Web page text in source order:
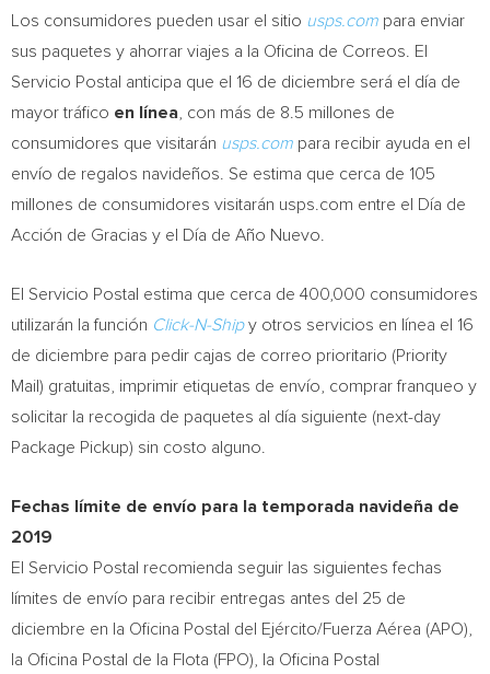
Los consumidores pueden usar el sitio usps.com para enviar
sus paquetes y ahorrar viajes a la Oficina de Correos. El
Servicio Postal anticipa que el 16 de diciembre será el día de
mayor tráfico en línea , con más de 8.5 millones de
consumidores que visitarán usps.com para recibir ayuda en el
envío de regalos navideños. Se estima que cerca de 105
millones de consumidores visitarán usps.com entre el Día de
Acción de Gracias y el Día de Año Nuevo.
El Servicio Postal estima que cerca de 400,000 consumidores
utilizarán la función Click-N-Shipy otros servicios en línea el 16
de diciembre para pedir cajas de correo prioritario (Priority
Mail) gratuitas, imprimir etiquetas de envío, comprar franqueo y
solicitar la recogida de paquetes al día siguiente (next-day
Package Pickup) sin costo alguno.
Fechas límite de envío para la temporada navideña de
2019
El Servicio Postal recomienda seguir las siguientes fechas
límites de envío para recibir entregas antes del 25 de
diciembre en la Oficina Postal del Ejército/Fuerza Aérea (APO),
la Oficina Postal de la Flota (FPO), la Oficina Postal